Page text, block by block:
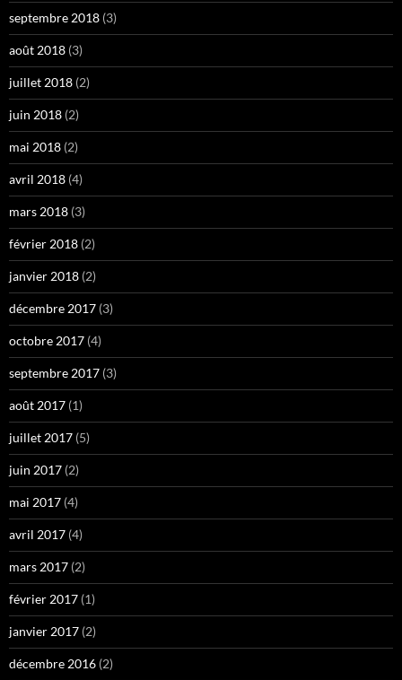
septembre 2018 (3)
août 2018 (3)
juillet 2018 (2)
juin 2018 (2)
mai 2018 (2)
avril 2018 (4)
mars 2018 (3)
février 2018 (2)
janvier 2018 (2)
décembre 2017 (3)
octobre 2017 (4)
septembre 2017 (3)
août 2017 (1)
juillet 2017 (5)
juin 2017 (2)
mai 2017 (4)
avril 2017 (4)
mars 2017 (2)
février 2017 (1)
janvier 2017 (2)
décembre 2016 (2)